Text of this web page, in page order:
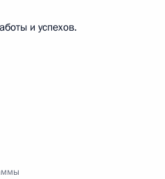
и успехов.